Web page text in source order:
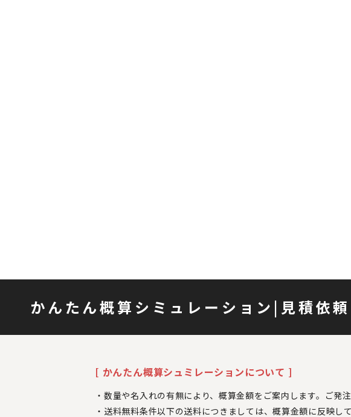
かんたん概算シミュレーション | 見積依頼
[ かんたん概算シュミレーションについて ]
数量や名入れの有無により、概算金額をご案内します。ご発
送料無料条件以下の送料につきましては、概算金額に反映し